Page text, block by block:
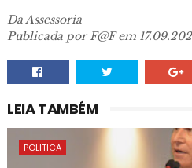
Da Assessoria
Publicada por F@F em
LEIA TAMBÉM
POLITICA